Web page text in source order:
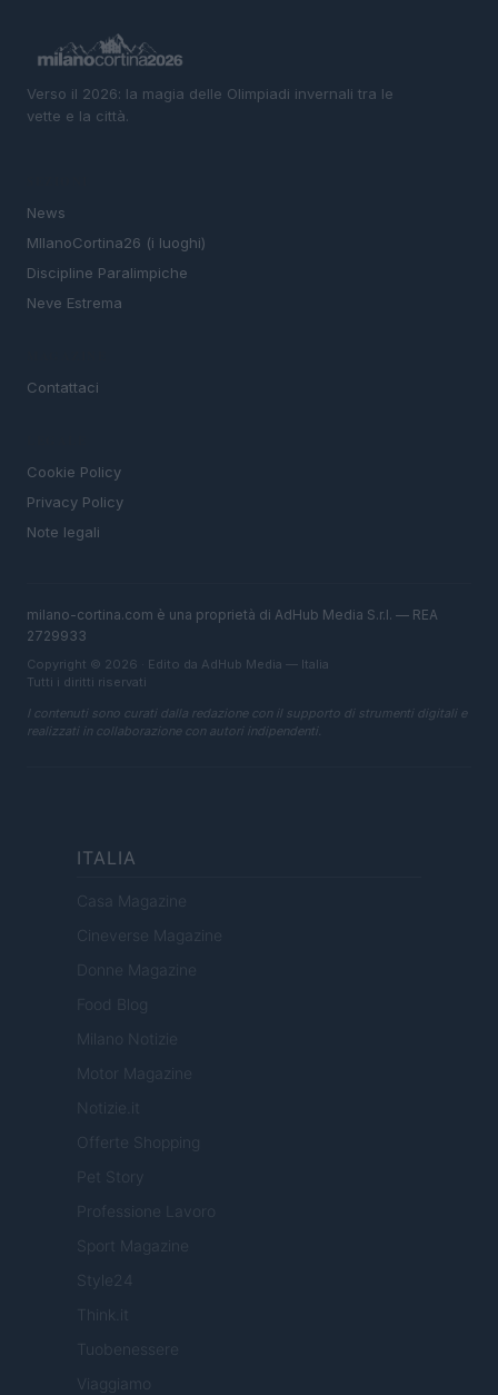
Verso il 2026: la magia delle Olimpiadi invernali tra le
vette e la città.
News
MIlanoCortina26 (i luoghi)
Discipline Paralimpiche
Neve Estrema
Contattaci
Cookie Policy
Privacy Policy
Note legali
milano-cortina.com è una proprietà di AdHub Media S.r.l. — REA
2729933
Copyright © 2026 · Edito da AdHub Media — Italia
Tutti i diritti riservati
I contenuti sono curati dalla redazione con il supporto di strumenti digitali e
realizzati in collaborazione con autori indipendenti.
ITALIA
Casa Magazine
Cineverse Magazine
Donne Magazine
Food Blog
Milano Notizie
Motor Magazine
Notizie.it
Offerte Shopping
Pet Story
Professione Lavoro
Sport Magazine
Style24
Think.it
Tuobenessere
Viaggiamo